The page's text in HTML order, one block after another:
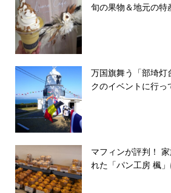
旬の果物＆地元の特
万国旗舞う「部埼
クのイベントに行っ
マフィンが評判！
れた「パン工房 楓